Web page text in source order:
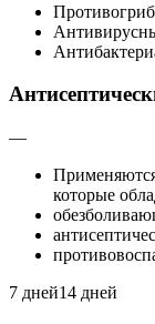
—
которые
7 дней14 дней